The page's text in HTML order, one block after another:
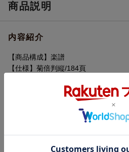
商品説明
内容紹介
【商品構成】楽譜
【仕様】菊倍判縦/184頁
ジャズの演奏の中でも名演と呼ばれ
しました。
数あるジャズのCDの中より、歴史的